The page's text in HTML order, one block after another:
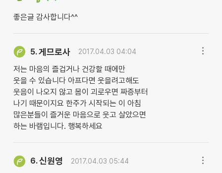
좋은글 감사합니다^^
5.게므로사 2017.04.03 04:04
저는 마음의 즐겁거나 건강할 때에만
웃을 수 있습니다 아프다면 웃을려고해도
웃음이 나오지 않고 몸이 괴로우면 짜증부터
나기 때문이지요 한주가 시작되는 이 아침
많은분들이 즐거운 마음으로 웃고 살았으면
하는 바램입니다. 행복하세요
6.신원영 2017.04.03 05:44